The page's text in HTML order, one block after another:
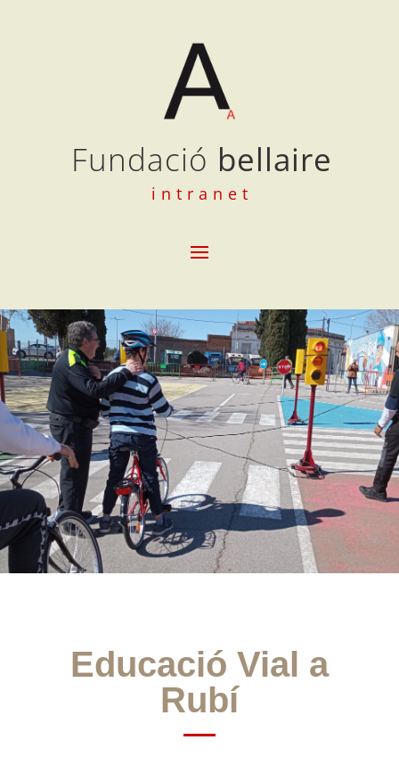
Fundació bellaire
intranet
Educació Vial a
Rubí